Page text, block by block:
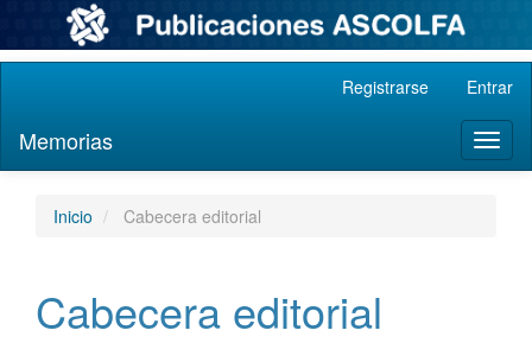
principal
Barra
Registrarse Entrar
Memorias
Inicio Cabecera editorial
Cabecera editorial